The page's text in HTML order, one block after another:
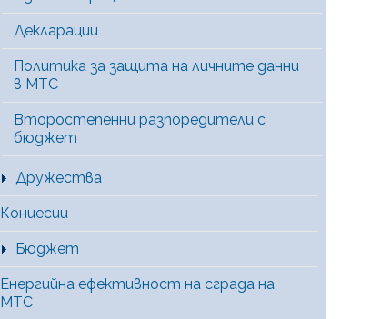
Декларации
Политика за защита на личните данни
в МТС
Второстепенни разпоредители с
бюджет
Дружества
Концесии
Бюджет
Енергийна ефективност на сграда на
МТС